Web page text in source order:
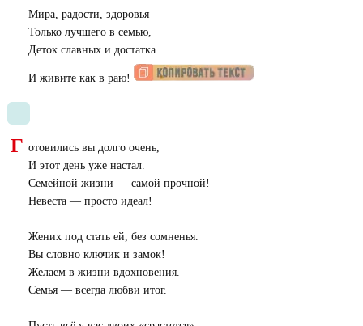
Мира, радости, здоровья —
Только лучшего в семью,
Деток славных и достатка.
И живите как в раю!
Г отовились вы долго очень,
И этот день уже настал.
Семейной жизни — самой прочной!
Невеста — просто идеал!
Жених под стать ей, без сомненья.
Вы словно ключик и замок!
Желаем в жизни вдохновения.
Семья — всегда любви итог.